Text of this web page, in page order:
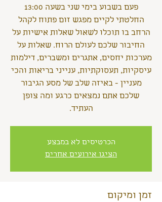
פעם בשבוע בימי שני בשעה 13:00
החלטתי לקיים מפגש זום פתוח לקהל
הרחב בו תוכלו לשאול שאלות אישיות על
החיבור שלכם לעולם הרוח. שאלות על
מערכות יחסים, אתגרים ומשברים, דילמות
עיסקיות, תעסוקתיות, ענייני בריאות והכי
מעניין - באיזה שלב של מסע הגיבור
שלכם אתם נמצאים כרגע ומה צופן
העתיד.
הכרטיסים לא במבצע
הציגו אירועים אחרים
זמן ומיקום